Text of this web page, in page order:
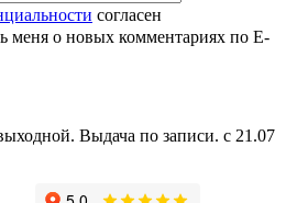
согласен
меня о новых комментариях по E-
Выдача по записи. с 21.07